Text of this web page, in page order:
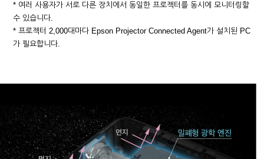
* 여러 사용자가 서로 다른 장치에서 동일한 프로젝터를 동시에 모니터링할
수 있습니다.
* 프로젝터 2,000대마다 Epson Projector Connected Agent가 설치된 PC
가 필요합니다.